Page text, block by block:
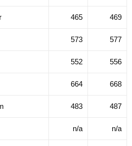
465 469
573 577
552 556
664 668
483 487
n/a n/a